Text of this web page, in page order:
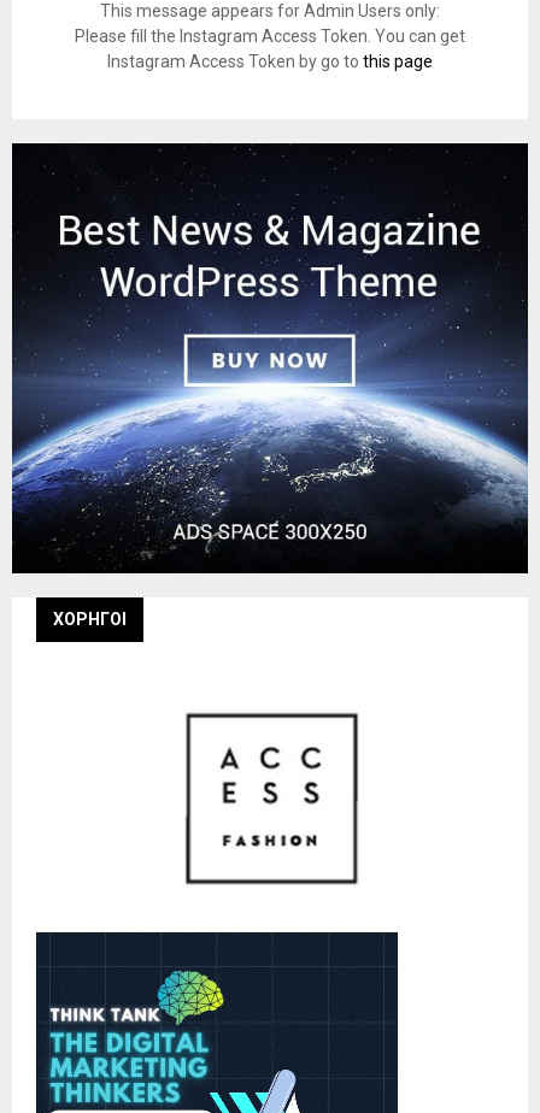
This message appears for Admin Users only:
Please fill the Instagram Access Token. You can get
Instagram Access Token by go to this page
ΧΟΡΗΓΟΙ